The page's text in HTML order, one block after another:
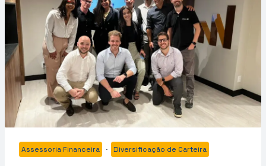
Assessoria Financeira · Diversificação de Carteira